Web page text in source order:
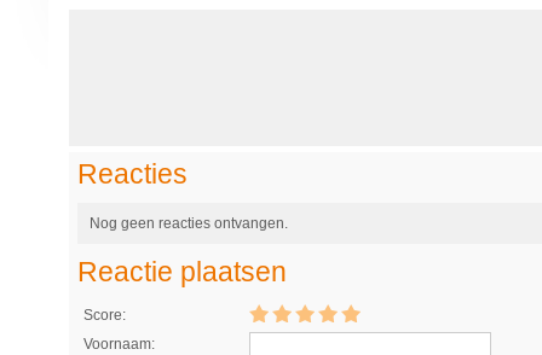
Reacties
Nog geen reacties ontvangen.
Reactie plaatsen
Score:
Voornaam: